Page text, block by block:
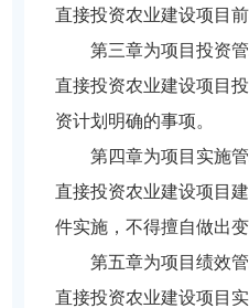
直接投资农业建设项目
第三章为项目投资
直接投资农业建设项目
资计划明确的事项。
第四章为项目实施
直接投资农业建设项目
件实施，不得擅自做出变
第五章为项目绩效
直接投资农业建设项目